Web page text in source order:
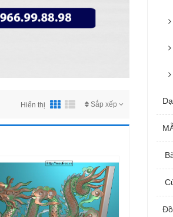
Sắp xếp
Hiển thị